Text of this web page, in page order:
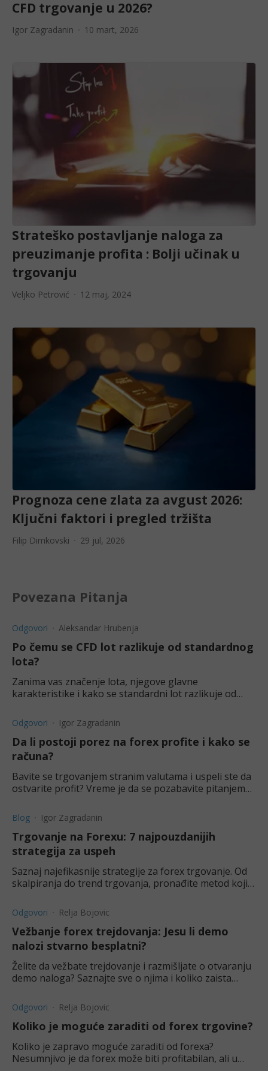
CFD trgovanje u 2026?
Igor Zagradanin 10 mart, 2026
Strateško postavljanje naloga za
preuzimanje profita : Bolji učinak u
trgovanju
Veljko Petrović 12 maj, 2024
Prognoza cene zlata za avgust 2026:
Ključni faktori i pregled tržišta
Filip Dimkovski 29 jul, 2026
Povezana Pitanja
Odgovori Aleksandar Hrubenja
Po čemu se CFD lot razlikuje od standardnog
lota?
Zanima vas značenje lota, njegove glavne
karakteristike i kako se standardni lot razlikuje od
Odgovori Igor Zagradanin
Da li postoji porez na forex profite i kako se
računa?
Bavite se trgovanjem stranim valutama i uspeli ste da
ostvarite profit? Vreme je da se pozabavite pitanjem
Blog Igor Zagradanin
Trgovanje na Forexu: 7 najpouzdanijih
strategija za uspeh
Saznaj najefikasnije strategije za forex trgovanje. Od
skalpiranja do trend trgovanja, pronađite metod koji
Odgovori Relja Bojovic
Vežbanje forex trejdovanja: Jesu li demo
nalozi stvarno besplatni?
Želite da vežbate trejdovanje i razmišljate o otvaranju
demo naloga? Saznajte sve o njima i koliko zaista
Odgovori Relja Bojovic
Koliko je moguće zaraditi od forex trgovine?
Koliko je zapravo moguće zaraditi od forexa?
Nesumnjivo je da forex može biti profitabilan, ali u